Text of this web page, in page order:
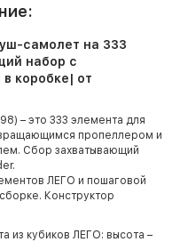
самолет на 333
набор с
коробке| от
– это 333 элемента для
пропеллером и
Сбор захватывающий
ЛЕГО и пошаговой
Конструктор
из кубиков ЛЕГО: высота –